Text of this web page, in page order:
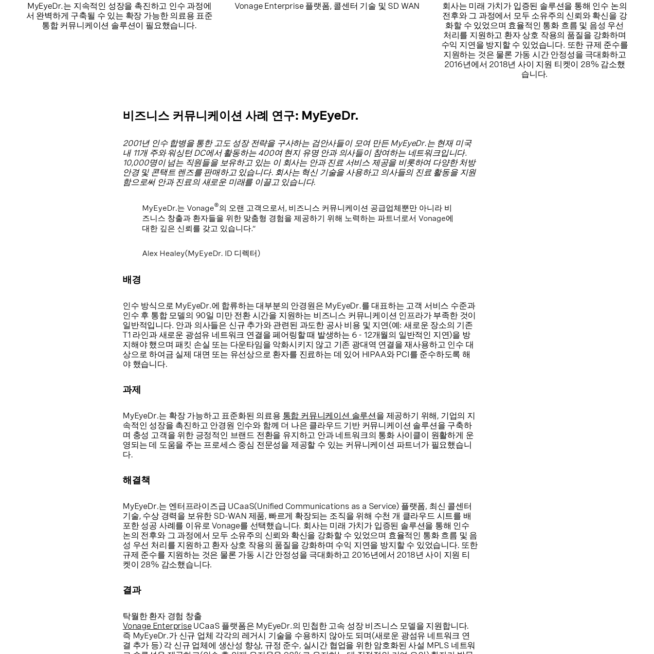
MyEyeDr.는 지속적인 성장을 촉진하고 인수 과정에
서 완벽하게 구축될 수 있는 확장 가능한 의료용 표준
통합 커뮤니케이션 솔루션이 필요했습니다.
Vonage Enterprise 플랫폼, 콜센터 기술 및 SD WAN
회사는 미래 가치가 입증된 솔루션을 통해 인수 논의
전후와 그 과정에서 모두 소유주의 신뢰와 확신을 강
화할 수 있었으며 효율적인 통화 흐름 및 음성 우선
처리를 지원하고 환자 상호 작용의 품질을 강화하며
수익 지연을 방지할 수 있었습니다. 또한 규제 준수를
지원하는 것은 물론 가동 시간 안정성을 극대화하고
2016년에서 2018년 사이 지원 티켓이 28% 감소했
습니다.
비즈니스 커뮤니케이션 사례 연구: MyEyeDr.
2001년 인수 합병을 통한 고도 성장 전략을 구사하는 검안사들이 모여 만든 MyEyeDr.는 현재 미국
내 11개 주와 워싱턴 DC에서 활동하는 400여 현지 유명 안과 의사들이 참여하는 네트워크입니다.
10,000명이 넘는 직원들을 보유하고 있는 이 회사는 안과 진료 서비스 제공을 비롯하여 다양한 처방
안경 및 콘택트 렌즈를 판매하고 있습니다. 회사는 혁신 기술을 사용하고 의사들의 진료 활동을 지원
함으로써 안과 진료의 새로운 미래를 이끌고 있습니다.
MyEyeDr.는 Vonage®의 오랜 고객으로서, 비즈니스 커뮤니케이션 공급업체뿐만 아니라 비
즈니스 창출과 환자들을 위한 맞춤형 경험을 제공하기 위해 노력하는 파트너로서 Vonage에
대한 깊은 신뢰를 갖고 있습니다.”
Alex Healey(MyEyeDr. ID 디렉터)
배경
인수 방식으로 MyEyeDr.에 합류하는 대부분의 안경원은 MyEyeDr.를 대표하는 고객 서비스 수준과
인수 후 통합 모델의 90일 미만 전환 시간을 지원하는 비즈니스 커뮤니케이션 인프라가 부족한 것이
일반적입니다. 안과 의사들은 신규 추가와 관련된 과도한 공사 비용 및 지연(예: 새로운 장소의 기존
T1 라인과 새로운 광섬유 네트워크 연결을 페어링할 때 발생하는 6 - 12개월의 일반적인 지연)을 방
지해야 했으며 패킷 손실 또는 다운타임을 악화시키지 않고 기존 광대역 연결을 재사용하고 인수 대
상으로 하여금 실제 대면 또는 유선상으로 환자를 진료하는 데 있어 HIPAA와 PCI를 준수하도록 해
야 했습니다.
과제
MyEyeDr.는 확장 가능하고 표준화된 의료용 통합 커뮤니케이션 솔루션을 제공하기 위해, 기업의 지
속적인 성장을 촉진하고 안경원 인수와 함께 더 나은 클라우드 기반 커뮤니케이션 솔루션을 구축하
며 충성 고객을 위한 긍정적인 브랜드 전환을 유지하고 안과 네트워크의 통화 사이클이 원활하게 운
영되는 데 도움을 주는 프로세스 중심 전문성을 제공할 수 있는 커뮤니케이션 파트너가 필요했습니
다.
해결책
MyEyeDr.는 엔터프라이즈급 UCaaS(Unified Communications as a Service) 플랫폼, 최신 콜센터
기술, 수상 경력을 보유한 SD-WAN 제품, 빠르게 확장되는 조직을 위해 수천 개 클라우드 시트를 배
포한 성공 사례를 이유로 Vonage를 선택했습니다. 회사는 미래 가치가 입증된 솔루션을 통해 인수
논의 전후와 그 과정에서 모두 소유주의 신뢰와 확신을 강화할 수 있었으며 효율적인 통화 흐름 및 음
성 우선 처리를 지원하고 환자 상호 작용의 품질을 강화하며 수익 지연을 방지할 수 있었습니다. 또한
규제 준수를 지원하는 것은 물론 가동 시간 안정성을 극대화하고 2016년에서 2018년 사이 지원 티
켓이 28% 감소했습니다.
결과
탁월한 환자 경험 창출
Vonage EnterpriseUCaaS 플랫폼은 MyEyeDr.의 민첩한 고속 성장 비즈니스 모델을 지원합니다.
즉 MyEyeDr.가 신규 업체 각각의 레거시 기술을 수용하지 않아도 되며(새로운 광섬유 네트워크 연
결 추가 등) 각 신규 업체에 생산성 향상, 규정 준수, 실시간 협업을 위한 암호화된 사설 MPLS 네트워